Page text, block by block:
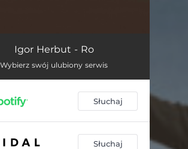
Igor Herbut - Ro
Wybierz swój ulubiony serwis
Słuchaj
Słuchaj